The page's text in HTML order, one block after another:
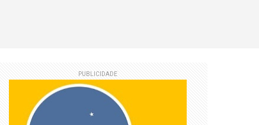
PUBLICIDADE